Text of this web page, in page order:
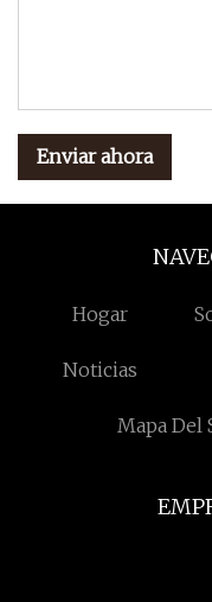
Enviar ahora
Hogar
Noticias
Mapa Del